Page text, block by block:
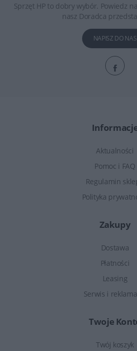
Sprzęt HP to dobry wybór. Powiedz
nasz Doradca
NAPISZ DO NAS
Aktualności
Pomoc i FAQ
Regulamin
Polityka
Zakupy
Dostawa
Płatności
Leasing
Serwis i
Twoje
Twój koszyk